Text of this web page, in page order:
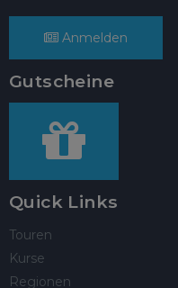
Anmelden
Gutscheine
Quick Links
Touren
Kurse
Regionen